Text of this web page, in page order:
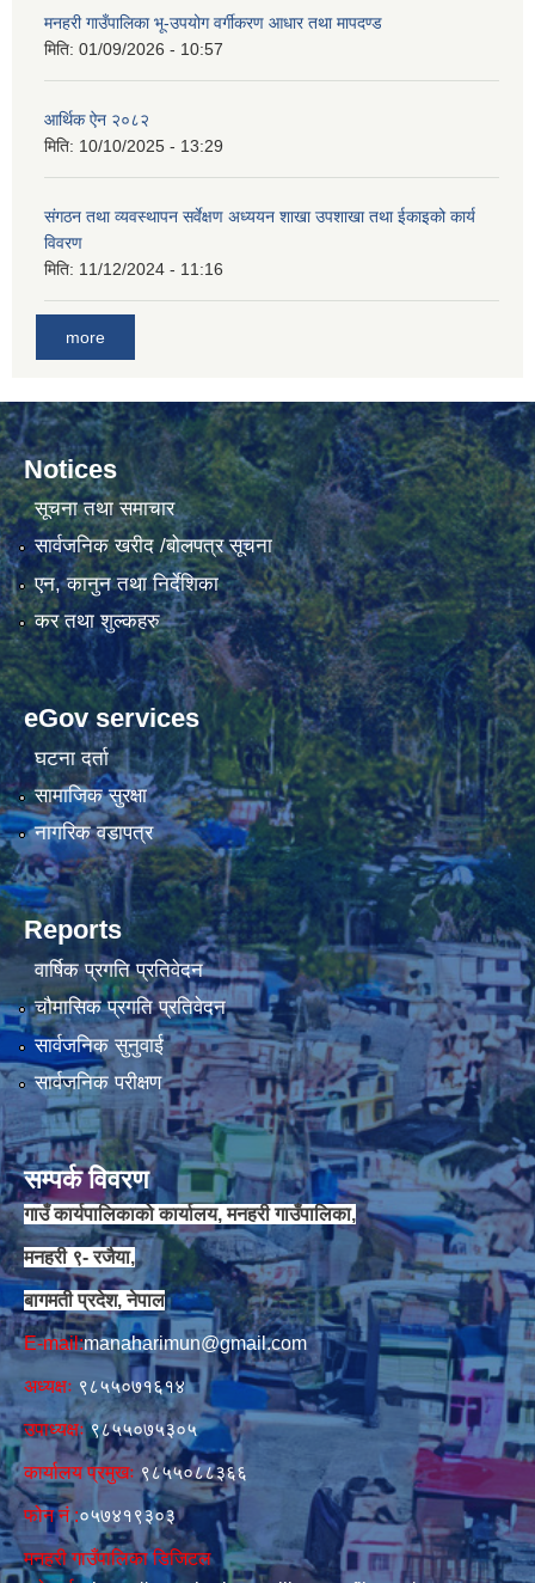
मनहरी गाउँपालिका भू-उपयोग वर्गीकरण आधार तथा मापदण्ड
मिति: 01/09/2026 - 10:57
आर्थिक ऐन २०८२
मिति: 10/10/2025 - 13:29
संगठन तथा व्यवस्थापन सर्वेक्षण अध्ययन शाखा उपशाखा तथा ईकाइको कार्य
विवरण
मिति: 11/12/2024 - 11:16
more
Notices
सूचना तथा समाचार
सार्वजनिक खरीद /बोलपत्र सूचना
एन, कानुन तथा निर्देशिका
कर तथा शुल्कहरु
eGov services
घटना दर्ता
सामाजिक सुरक्षा
नागरिक वडापत्र
Reports
वार्षिक प्रगति प्रतिवेदन
चौमासिक प्रगति प्रतिवेदन
सार्वजनिक सुनुवाई
सार्वजनिक परीक्षण
सम्पर्क विवरण
गाउँ कार्यपालिकाको कार्यालय, मनहरी गाउँपालिका,
मनहरी ९- रजैया,
बागमती प्रदेश, नेपाल
E-mail:manaharimun@gmail.com
अध्यक्षः ९८५५०७१६१४
उपाध्यक्षः९८५५०७५३०५
कार्यालय प्रमुखः ९८५५०८८३६६
फोन नं‍‌ :०५७४१९३०३
मनहरी गाउँपालिका डिजिटल